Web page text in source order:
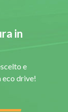
in
e
drive!